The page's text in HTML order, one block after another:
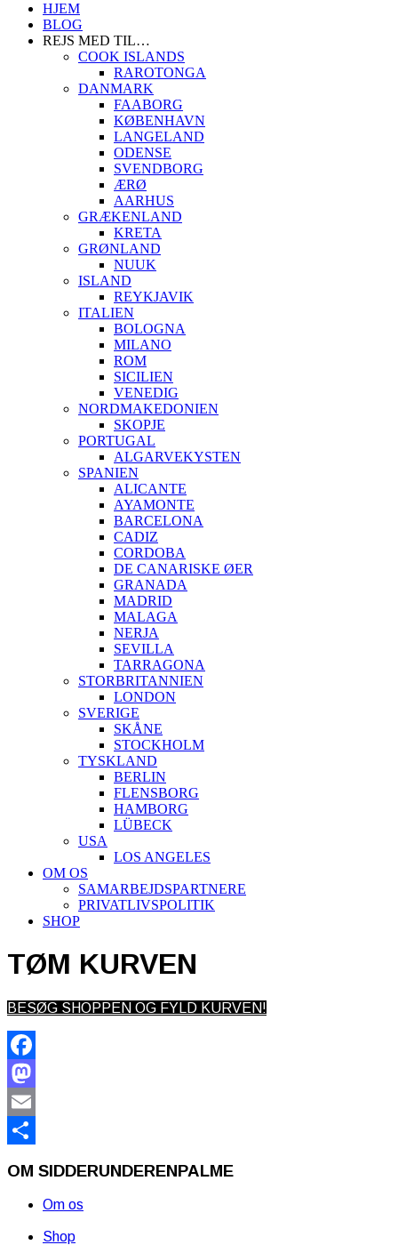
HJEM
BLOG
REJS MED TIL…
COOK ISLANDS
RAROTONGA
DANMARK
FAABORG
KØBENHAVN
LANGELAND
ODENSE
SVENDBORG
ÆRØ
AARHUS
GRÆKENLAND
KRETA
GRØNLAND
NUUK
ISLAND
REYKJAVIK
ITALIEN
BOLOGNA
MILANO
ROM
SICILIEN
VENEDIG
NORDMAKEDONIEN
SKOPJE
PORTUGAL
ALGARVEKYSTEN
SPANIEN
ALICANTE
AYAMONTE
BARCELONA
CADIZ
CORDOBA
DE CANARISKE ØER
GRANADA
MADRID
MALAGA
NERJA
SEVILLA
TARRAGONA
STORBRITANNIEN
LONDON
SVERIGE
SKÅNE
STOCKHOLM
TYSKLAND
BERLIN
FLENSBORG
HAMBORG
LÜBECK
USA
LOS ANGELES
OM OS
SAMARBEJDSPARTNERE
PRIVATLIVSPOLITIK
SHOP
TØM KURVEN
BESØG SHOPPEN OG FYLD KURVEN!
Facebook
Mastodon
Email
OM SIDDERUNDERENPALME
Om os
Shop